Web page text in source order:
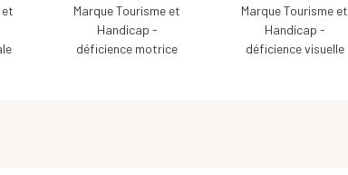
et
Marque Tourisme et
Handicap -
déficience motrice
Marque Tourisme et
Handicap -
déficience visuelle